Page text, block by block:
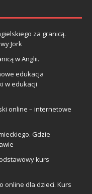
za granicą.
Jork
w Anglii.
edukacja
w edukacji
online – internetowe
Gdzie
kurs
online dla dzieci. Kurs